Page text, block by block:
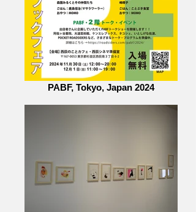
PABF, Tokyo, Japan 2024